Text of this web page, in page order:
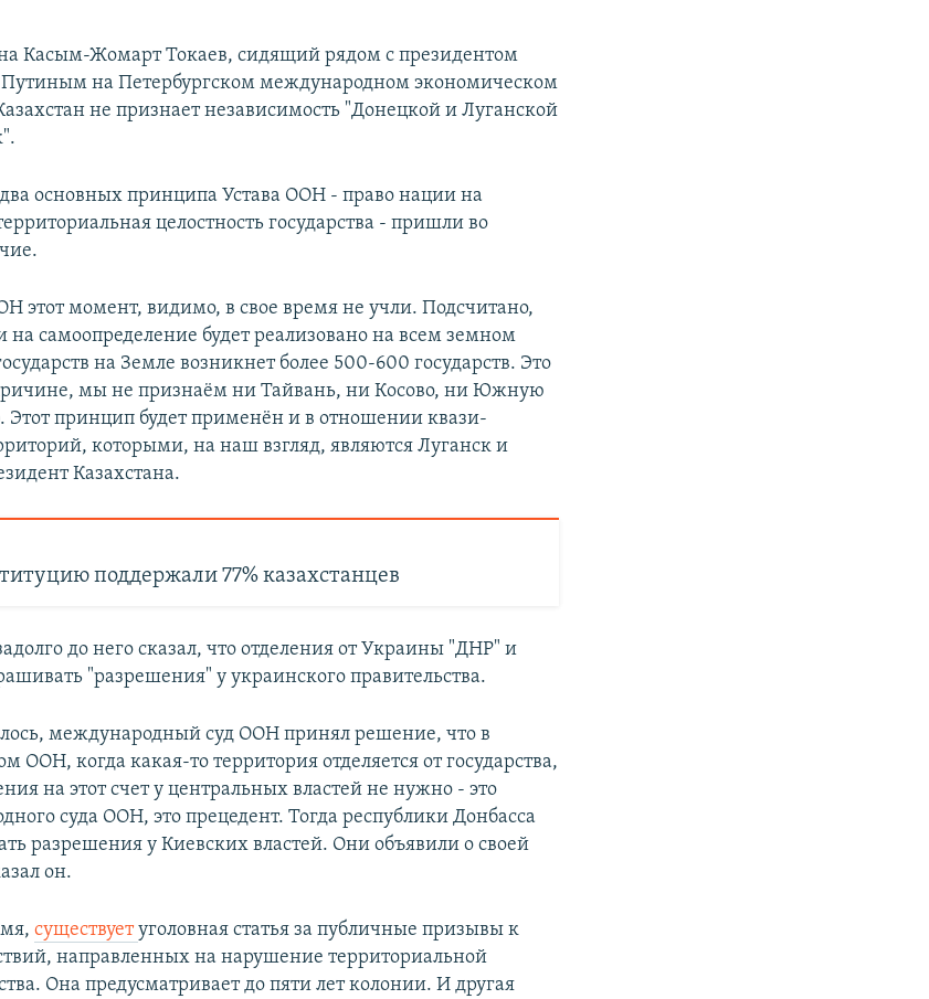
Касым-Жомарт Токаев, сидящий рядом с президентом
на Петербургском международном экономическом
не признает независимость "Донецкой и Луганской
основных принципа Устава ООН - право нации на
целостность государства - пришли во
этот момент, видимо, в свое время не учли. Подсчитано,
на самоопределение будет реализовано на всем земном
на Земле возникнет более 500-600 государств. Это
мы не признаём ни Тайвань, ни Косово, ни Южную
принцип будет применён и в отношении квази-
которыми, на наш взгляд, являются Луганск и
Казахстана.
поддержали 77% казахстанцев
до него сказал, что отделения от Украины "ДНР" и
"разрешения" у украинского правительства.
международный суд ООН принял решение, что в
ООН, когда какая-то территория отделяется от государства,
на этот счет у центральных властей не нужно - это
суда ООН, это прецедент. Тогда республики Донбасса
разрешения у Киевских властей. Они объявили о своей
он.
существуетуголовная статья за публичные призывы к
направленных на нарушение территориальной
Она предусматривает до пяти лет колонии. И другая